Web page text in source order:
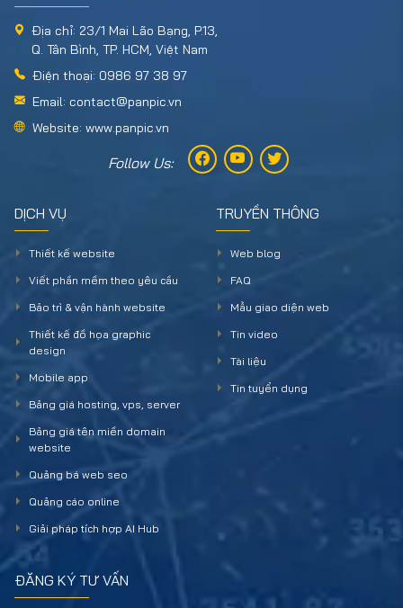
Địa chỉ: 23/1 Mai Lão Bạng, P.13,
Q. Tân Bình, TP. HCM, Việt Nam
Điện thoại: 0986 97 38 97
Email: contact@panpic.vn
Website: www.panpic.vn
Follow Us:
DỊCH VỤ
Thiết kế website
Viết phần mềm theo yêu cầu
Bảo trì & vận hành website
Thiết kế đồ họa graphic
design
Mobile app
Bảng giá hosting, vps, server
Bảng giá tên miền domain
website
Quảng bá web seo
Quảng cáo online
Giải pháp tích hợp AI Hub
TRUYỀN THÔNG
Web blog
FAQ
Mẫu giao diện web
Tin video
Tài liệu
Tin tuyển dụng
ĐĂNG KÝ TƯ VẤN